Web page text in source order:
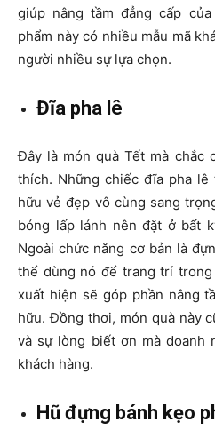
giúp nâng tầm đẳng cấp
phẩm này có nhiều mẫu mã
người nhiều sự lựa chọn.
Đĩa pha lê
Đây là món quà Tết mà chắc
thích. Những chiếc đĩa pha
hữu vẻ đẹp vô cùng sang
bóng lấp lánh nên đặt ở bất
Ngoài chức năng cơ bản là
thể dùng nó để trang trí
xuất hiện sẽ góp phần nâng
hữu. Đồng thơi, món quà này
và sự lòng biết ơn mà doanh
khách hàng.
Hũ đựng bánh kẹo